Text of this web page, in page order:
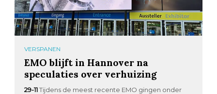
VERSPANEN
EMO blijft in Hannover na
speculaties over verhuizing
29-11 Tijdens de meest recente EMO gingen onder